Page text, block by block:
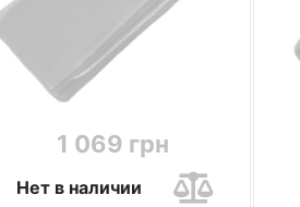
1 069 грн
Нет в наличии